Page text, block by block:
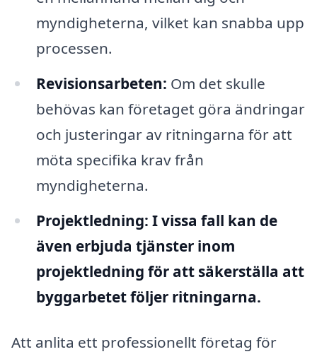
myndigheterna, vilket kan snabba upp
processen.
Revisionsarbeten: Om det skulle
behövas kan företaget göra ändringar
och justeringar av ritningarna för att
möta specifika krav från
myndigheterna.
Projektledning: I vissa fall kan de
även erbjuda tjänster inom
projektledning för att säkerställa att
byggarbetet följer ritningarna.
Att anlita ett professionellt företag för